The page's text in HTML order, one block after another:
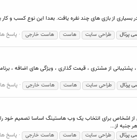
بسیاری از بازی های چند نفره یافت. بعدا این نوع کسب و
پرتال طراحی سایت هاست هاست خارجی پاسخ ها:
پرتال طراحی سایت هاست هاست خارجی پاسخ ها:
برای انتخاب یک وب هاستینگ اساسا تصمیم خود
جنبه از...
پرتال طراحی سایت هاست هاست خارجی پاسخ ها: